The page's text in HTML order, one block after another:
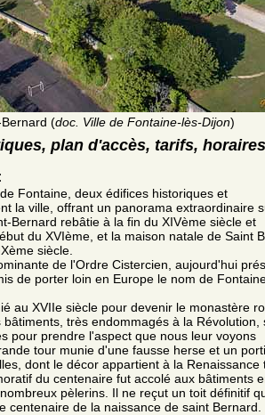
(doc. Ville de Fontaine-lès-Dijon)
plan d'accès, tarifs, horaires
Fontaine, deux édifices historiques et
la ville, offrant un panorama extraordinaire
Bernard rebâtie à la fin du XIVème siècle et
du XVIème, et la maison natale de Saint
siècle.
de l'Ordre Cistercien, aujourd'hui
de porter loin en Europe le nom de
au XVIIe siècle pour devenir le monastère
bâtiments, très endommagés à la Révolution,
pour prendre l'aspect que nous leur voyons
tour munie d'une fausse herse et un
dont le décor appartient à la Renaissance
du centenaire fut accolé aux bâtiments
pèlerins. Il ne reçut un toit définitif
centenaire de la naissance de saint Bernard.